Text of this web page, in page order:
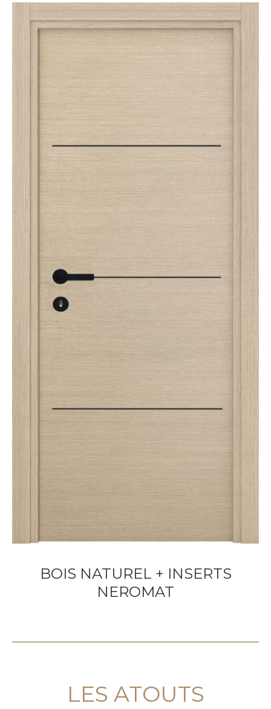
BOIS NATUREL + INSERTS
NEROMAT
LES ATOUTS